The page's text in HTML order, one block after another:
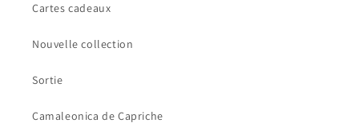
Cartes cadeaux
Nouvelle collection
Sortie
Camaleonica de Capriche